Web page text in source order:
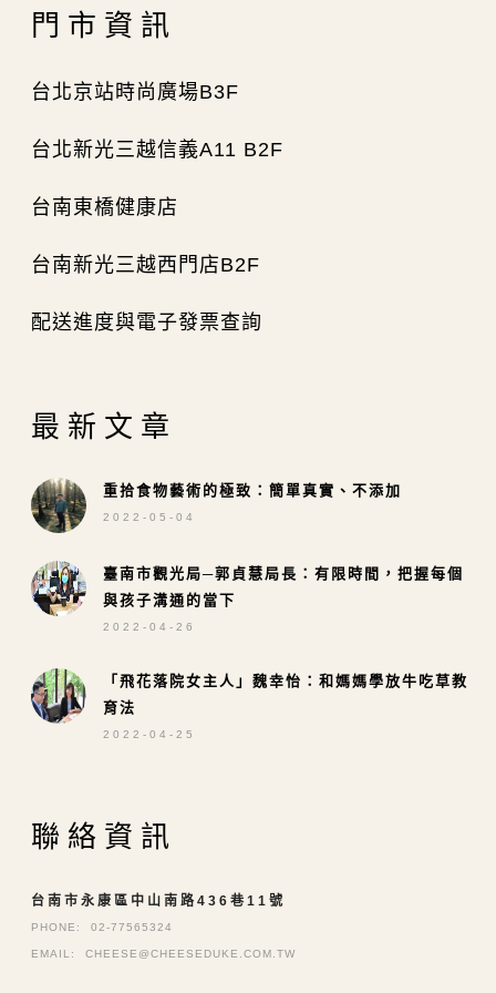
門市資訊
台北京站時尚廣場B3F
台北新光三越信義A11 B2F
台南東橋健康店
台南新光三越西門店B2F
配送進度與電子發票查詢
最新文章
重拾食物藝術的極致：簡單真實、不添加
2022-05-04
臺南市觀光局─郭貞慧局長：有限時間，把握每個
與孩子溝通的當下
2022-04-26
「飛花落院女主人」魏幸怡：和媽媽學放牛吃草教
育法
2022-04-25
聯絡資訊
台南市永康區中山南路436巷11號
PHONE: 02-77565324
EMAIL: CHEESE@CHEESEDUKE.COM.TW